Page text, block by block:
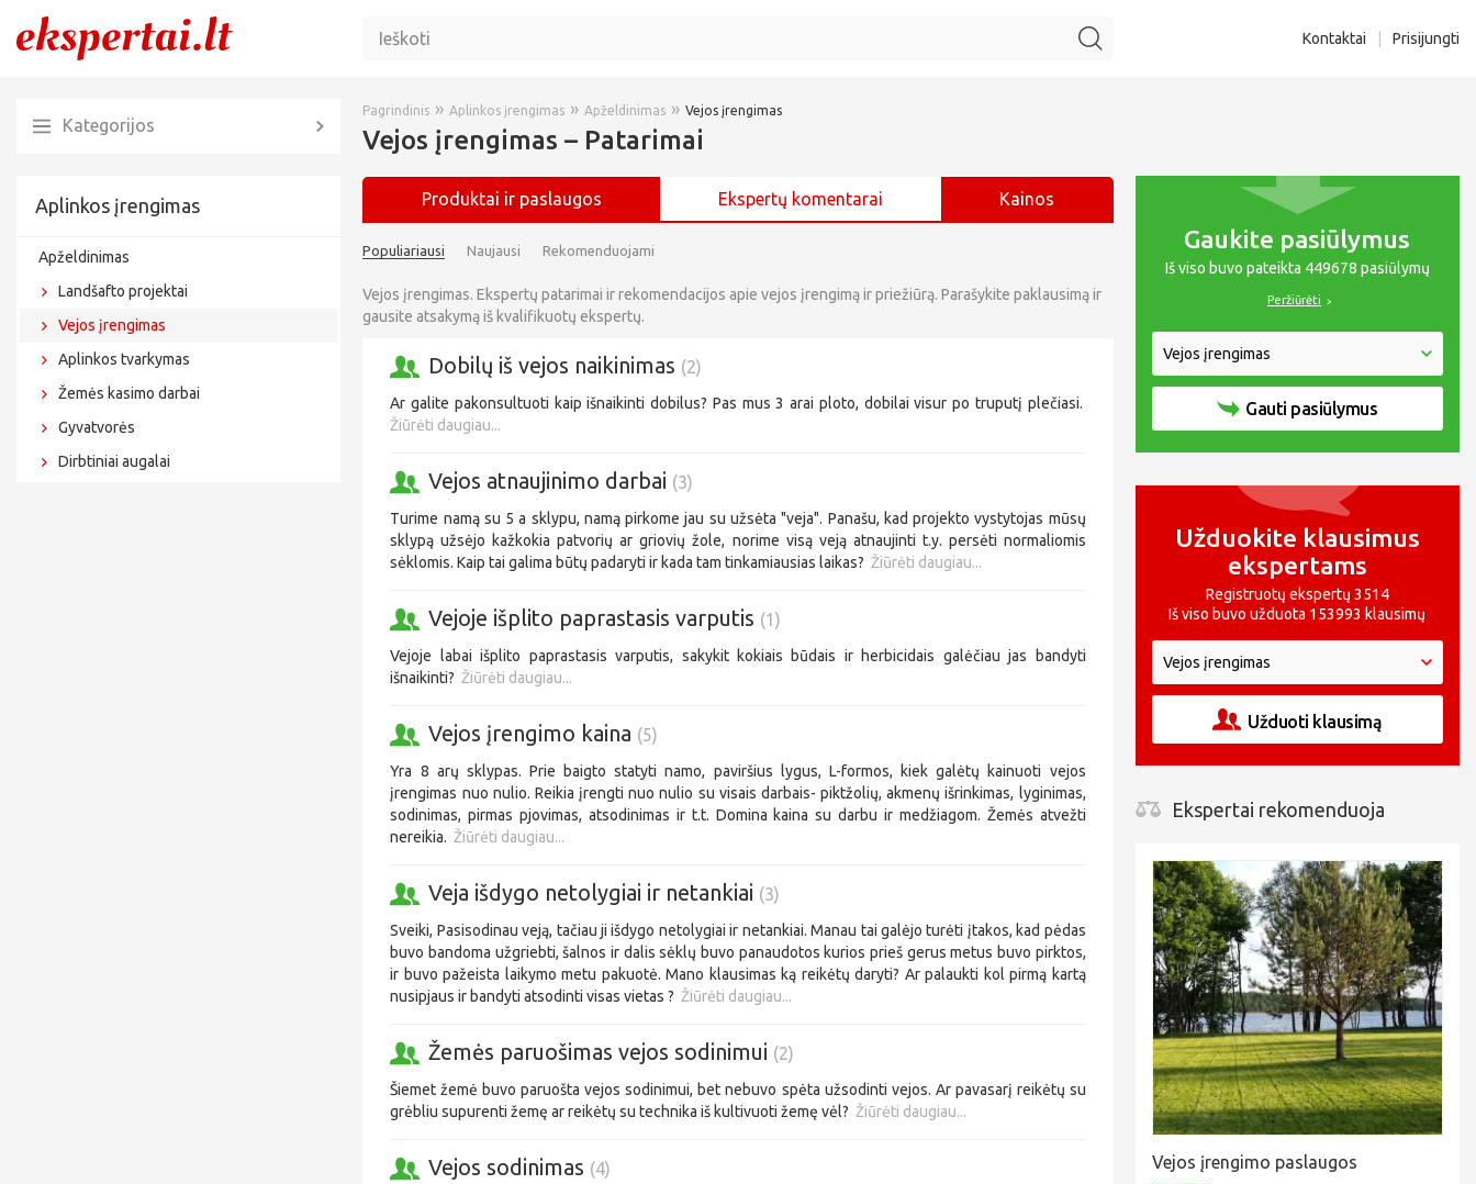
Kontaktai Prisijungti
Kategorijos
Aplinkos įrengimas
Apželdinimas
Landšafto projektai
Vejos įrengimas
Aplinkos tvarkymas
Žemės kasimo darbai
Gyvatvorės
Dirbtiniai augalai
Pagrindinis » Aplinkos įrengimas » Apželdinimas » Vejos įrengimas
Vejos įrengimas – Patarimai
Produktai ir paslaugos Ekspertų komentarai Kainos
Populiariausi Naujausi Rekomenduojami
Vejos įrengimas. Ekspertų patarimai ir rekomendacijos apie vejos įrengimą ir priežiūrą. Parašykite paklausimą ir
gausite atsakymą iš kvalifikuotų ekspertų.
Dobilų iš vejos naikinimas (2)
Ar galite pakonsultuoti kaip išnaikinti dobilus? Pas mus 3 arai ploto, dobilai visur po truputį plečiasi.
Žiūrėti daugiau...
Vejos atnaujinimo darbai (3)
Turime namą su 5 a sklypu, namą pirkome jau su užsėta "veja". Panašu, kad projekto vystytojas mūsų
sklypą užsėjo kažkokia patvorių ar griovių žole, norime visą veją atnaujinti t.y. persėti normaliomis
sėklomis. Kaip tai galima būtų padaryti ir kada tam tinkamiausias laikas? Žiūrėti daugiau...
Vejoje išplito paprastasis varputis (1)
Vejoje labai išplito paprastasis varputis, sakykit kokiais būdais ir herbicidais galėčiau jas bandyti
išnaikinti? Žiūrėti daugiau...
Vejos įrengimo kaina (5)
Yra 8 arų sklypas. Prie baigto statyti namo, paviršius lygus, L-formos, kiek galėtų kainuoti vejos
įrengimas nuo nulio. Reikia įrengti nuo nulio su visais darbais- piktžolių, akmenų išrinkimas, lyginimas,
sodinimas, pirmas pjovimas, atsodinimas ir t.t. Domina kaina su darbu ir medžiagom. Žemės atvežti
nereikia. Žiūrėti daugiau...
Veja išdygo netolygiai ir netankiai (3)
Sveiki, Pasisodinau veją, tačiau ji išdygo netolygiai ir netankiai. Manau tai galėjo turėti įtakos, kad pėdas
buvo bandoma užgriebti, šalnos ir dalis sėklų buvo panaudotos kurios prieš gerus metus buvo pirktos,
ir buvo pažeista laikymo metu pakuotė. Mano klausimas ką reikėtų daryti? Ar palaukti kol pirmą kartą
nusipjaus ir bandyti atsodinti visas vietas ? Žiūrėti daugiau...
Žemės paruošimas vejos sodinimui (2)
Šiemet žemė buvo paruošta vejos sodinimui, bet nebuvo spėta užsodinti vejos. Ar pavasarį reikėtų su
grėbliu supurenti žemę ar reikėtų su technika iš kultivuoti žemę vėl? Žiūrėti daugiau...
Vejos sodinimas (4)
Gaukite pasiūlymus
Iš viso buvo pateikta 449678 pasiūlymų
Peržiūrėti
Gauti pasiūlymus
Užduokite klausimus
ekspertams
Registruotų ekspertų 3514
Iš viso buvo užduota 153993 klausimų
Užduoti klausimą
Ekspertai rekomenduoja
Vejos įrengimo paslaugos